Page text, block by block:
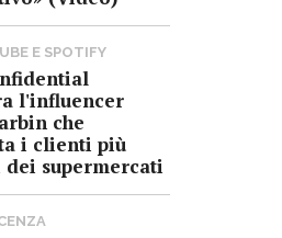
E SPOTIFY
l'influencer
che
i clienti più
dei supermercati